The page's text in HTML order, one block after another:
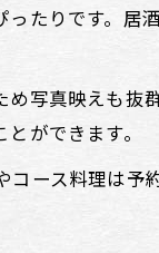
たりです。居
写真映えも抜
ができます。
ース料理は予